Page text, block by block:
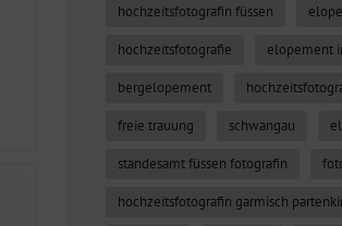
hochzeitsfotografin füssen
hochzeitsfotografie elopement
bergelopement
freie trauung schwangau
standesamt füssen fotografin
hochzeitsfotografin garmisch